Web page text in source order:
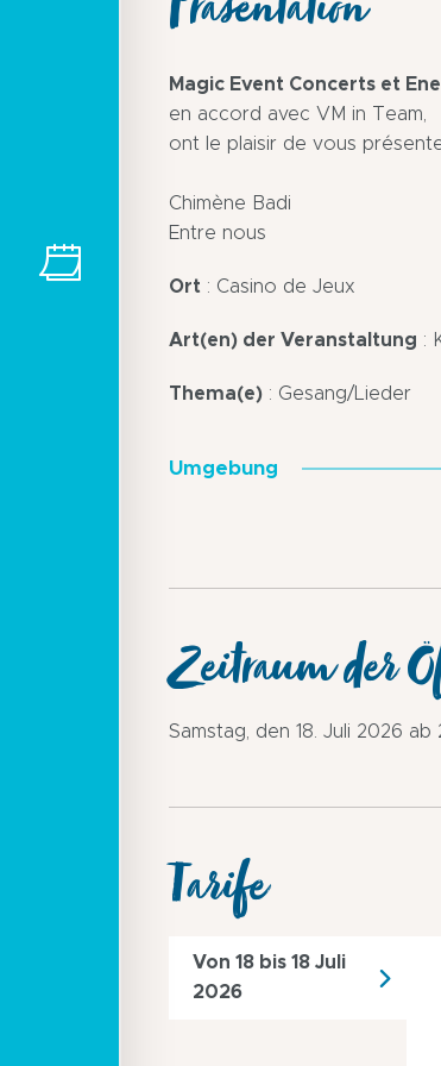
Präsentation
Magic Event Concerts et
en accord avec VM in Team,
ont le plaisir de vous
Chimène Badi
Entre nous
Ort : Casino de Jeux
Art(en) der Veranstaltung :
Thema(e) : Gesang/Lieder
Umgebung
Zeitraum der
Samstag, den 18. Juli 2026 ab
Tarife
Von 18 bis 18 Juli
2026